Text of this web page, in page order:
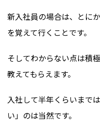
新入社員の場合は、とに
を覚えて行くことです。
そしてわからない点は積
教えてもらえます。
入社して半年くらいまで
い」のは当然です。